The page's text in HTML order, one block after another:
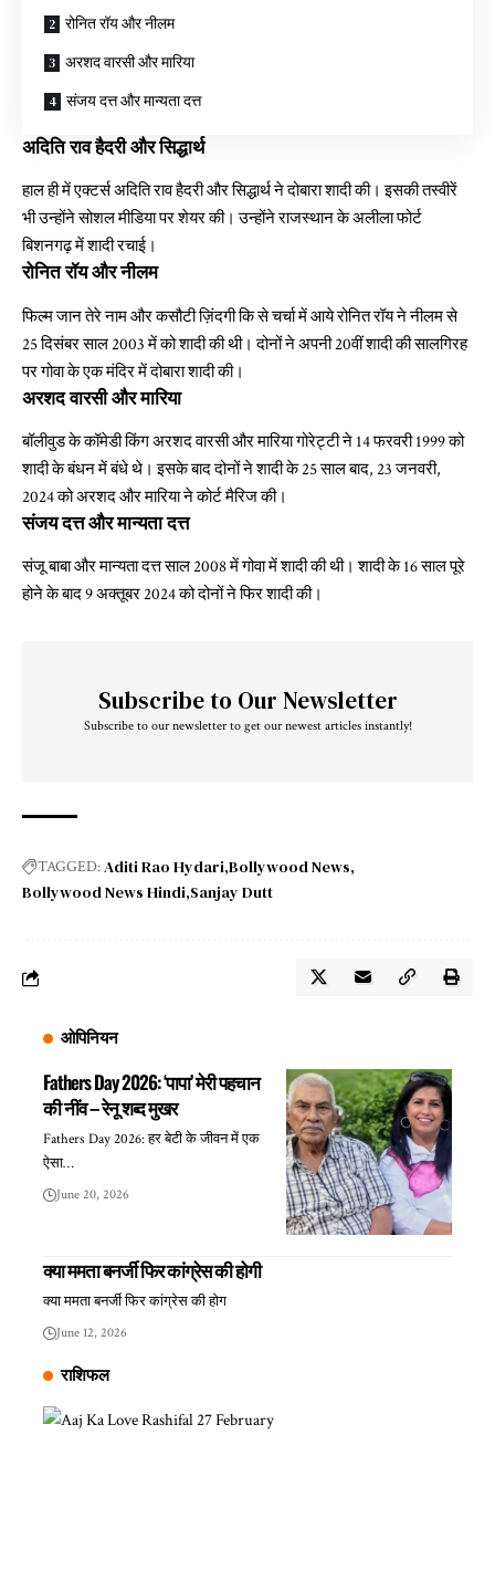
रोनित रॉय और नीलम
अरशद वारसी और मारिया
संजय दत्त और मान्यता दत्त
अदिति राव हैदरी और सिद्धार्थ
हाल ही में एक्टर्स अदिति राव हैदरी और सिद्धार्थ ने दोबारा शादी की। इसकी तस्वीरें
भी उन्होंने सोशल मीडिया पर शेयर की। उन्होंने राजस्थान के अलीला फोर्ट
बिशनगढ़ में शादी रचाई।
रोनित रॉय और नीलम
फिल्म जान तेरे नाम और कसौटी ज़िंदगी कि से चर्चा में आये रोनित रॉय ने नीलम से
25 दिसंबर साल 2003 में को शादी की थी। दोनों ने अपनी 20वीं शादी की सालगिरह
पर गोवा के एक मंदिर में दोबारा शादी की।
अरशद वारसी और मारिया
बॉलीवुड के कॉमेडी किंग अरशद वारसी और मारिया गोरेट्टी ने 14 फरवरी 1999 को
शादी के बंधन में बंधे थे। इसके बाद दोनों ने शादी के 25 साल बाद, 23 जनवरी,
2024 को अरशद और मारिया ने कोर्ट मैरिज की।
संजय दत्त और मान्यता दत्त
संजू बाबा और मान्यता दत्त साल 2008 में गोवा में शादी की थी। शादी के 16 साल पूरे
होने के बाद 9 अक्तूबर 2024 को दोनों ने फिर शादी की।
Subscribe to Our Newsletter
Subscribe to our newsletter to get our newest articles instantly!
TAGGED:Aditi Rao Hydari Bollywood News
Bollywood News Hindi Sanjay Dutt
ओपिनियन
Fathers Day 2026: ‘पापा’ मेरी पहचान
की नींव – रेनू शब्द मुखर
Fathers Day 2026: हर बेटी के जीवन में एक
ऐसा…
June 20, 2026
क्या ममता बनर्जी फिर कांग्रेस की होगी
क्या ममता बनर्जी फिर कांग्रेस की होग
June 12, 2026
राशिफल